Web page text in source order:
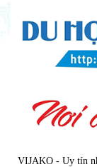
VIJAKO - Uy tín